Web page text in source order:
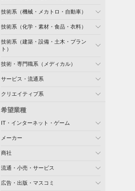
技術系（機械・メカトロ・自動車）
技術系（化学・素材・食品・衣料）
技術系（建築・設備・土木・プラン
ト）
技術・専門職系（メディカル）
サービス・流通系
クリエイティブ系
希望業種
IT・インターネット・ゲーム
メーカー
商社
流通・小売・サービス
広告・出版・マスコミ